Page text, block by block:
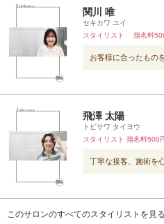
関川 唯
セキカワ ユイ
スタイリスト 指名料
お客様に合ったもの
飛澤 太陽
トビサワ タイヨウ
スタイリスト 指名料500
丁寧な接客、施術を
このサロンのすべてのスタイリストを見る